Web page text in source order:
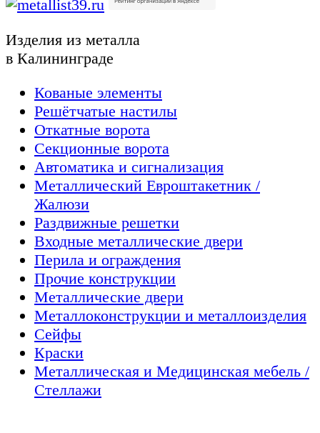
Изделия из металла
в Калининграде
Кованые элементы
Решётчатые настилы
Откатные ворота
Секционные ворота
Автоматика и сигнализация
Металлический Евроштакетник /
Жалюзи
Раздвижные решетки
Входные металлические двери
Перила и ограждения
Прочие конструкции
Металлические двери
Металлоконструкции и металлоизделия
Сейфы
Краски
Металлическая и Медицинская мебель /
Стеллажи